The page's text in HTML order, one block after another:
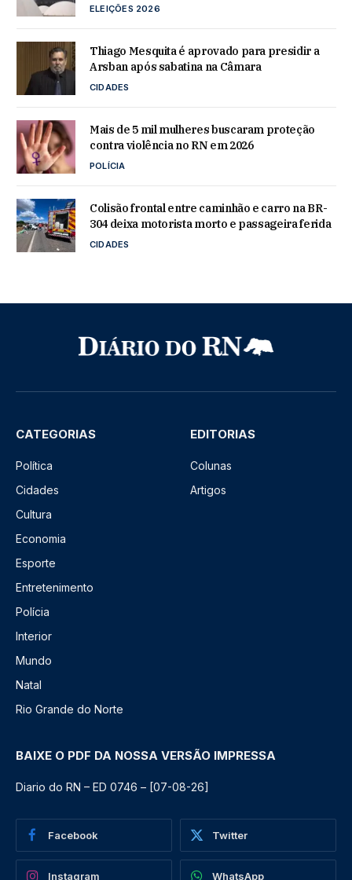
ELEIÇÕES 2026
Thiago Mesquita é aprovado para presidir a
Arsban após sabatina na Câmara
CIDADES
Mais de 5 mil mulheres buscaram proteção
contra violência no RN em 2026
POLÍCIA
Colisão frontal entre caminhão e carro na BR-
304 deixa motorista morto e passageira ferida
CIDADES
CATEGORIAS
Política
Cidades
Cultura
Economia
Esporte
Entretenimento
Polícia
Interior
Mundo
Natal
Rio Grande do Norte
EDITORIAS
Colunas
Artigos
BAIXE O PDF DA NOSSA VERSÃO IMPRESSA
Diario do RN – ED 0746 – [07-08-26]
Facebook Twitter
Instagram WhatsApp